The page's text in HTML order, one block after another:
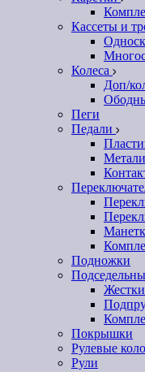
Кассеты и
Колеса
Доп/
Пеги
Педали
Подножки
Покрышки
Рулевые
Рули